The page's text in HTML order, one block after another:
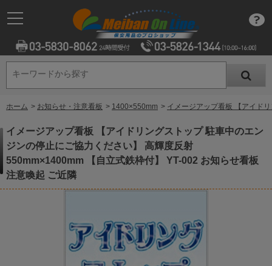
キーワードから探す
キーワードから探す
ホーム > お知らせ・注意看板 > 1400×550mm > イメージアップ看板 【アイド
イメージアップ看板 【アイドリングストップ 駐車中のエン
ジンの停止にご協力ください】 高輝度反射
550mm×1400mm 【自立式鉄枠付】 YT-002 お知らせ看板
注意喚起 ご近隣